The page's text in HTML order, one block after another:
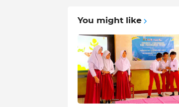
You might like